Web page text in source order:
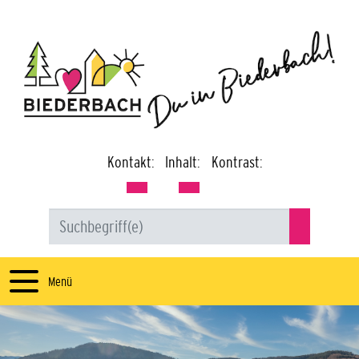
Kontakt: Inhalt: Kontrast:
Menü